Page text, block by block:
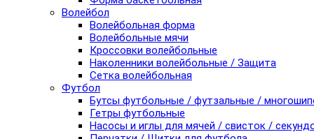
Волейбол
Волейбольная форма
Волейбольные мячи
Кроссовки волейбольные
Наколенники волейбольные / Защита
Сетка волейбольная
Футбол
Бутсы футбольные / футзальные /
Гетры футбольные
Насосы и иглы для мячей / свисток /